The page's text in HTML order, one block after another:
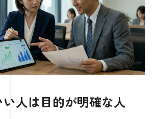
人は目的が明確な人